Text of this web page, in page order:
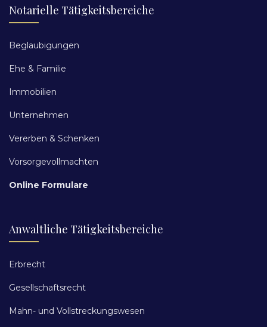
Notarielle Tätigkeitsbereiche
Beglaubigungen
Ehe & Familie
Immobilien
Unternehmen
Vererben & Schenken
Vorsorgevollmachten
Online Formulare
Anwaltliche Tätigkeitsbereiche
Erbrecht
Gesellschaftsrecht
Mahn- und Vollstreckungswesen